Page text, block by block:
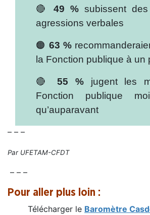
🔴49 % subissent
agressions verbales
🟠 63 %
la Fonction publique à un
🔴 55 %jugent les
Fonction publique
qu’auparavant
– – –
Par UFETAM-CFDT
– – –
Pour aller plus loin :
Télécharger le Baromètre